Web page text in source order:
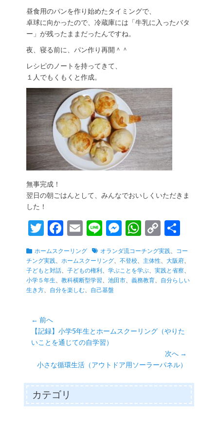
昼食用のパンを作り始めたタイミングで、
卓球に向かったので、冷蔵庫には「牛乳に入ったバタ
ー」が残ったままだったんですね。
夜、寝る前に、パン作り再開＾＾
レシピのノートを持ってきて、
１人でもくもくと作成。
無事完成！
翌日の朝ごはんとして、みんなでおいしくいただきま
した！
T
wi
tte
r
Fa
ce
bo
ok
E
m
ail
Li
ne
M
es
se
ng
W
ha
ts
A
C
op
y
Li
カ
テ
ゴ
リ
ー
ホームスクーリング
タ
グ
オランダ流コーチング実践、 コー
チング実践、 ホームスクーリング、 不登校、 主体性、 大阪府、
子どもと対話、 子どもの権利 、 学ぶことを学ぶ、 実践と省察、
小学５年生、 教科横断型学習、 池田市、 義務教育、 自分らしい
生き方、 自分を楽しむ、 自己基盤
投
稿
ナ
ゲ
ー
シ
ョ
← 前へ
前
の
稿:
【記録】小学5年生とホームスクーリング（やりた
いことを通じての自学習）
次へ →
次
投
稿:
小さな循環生活（アウトドア用ソーラーパネル）
カテゴリ